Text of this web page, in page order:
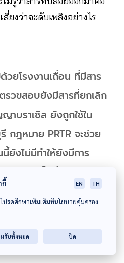
ยงว่าจะดับเพลิงอย่างไร
วยโรงงานเถื่อน ที่มีสาร
รวขสอบยังมีสารที่ยกเลิก
าบราเซิล ยังถูกใช้ใน
กฎหมาย PRTR จะช่วย
ยังไม่มีทำให้ยังมีการ
งมาก”
EN TH
ปรดศึกษาเพิ่มเติมที่นโยบายคุ้มครอง
รับทั้งหมด ปิด